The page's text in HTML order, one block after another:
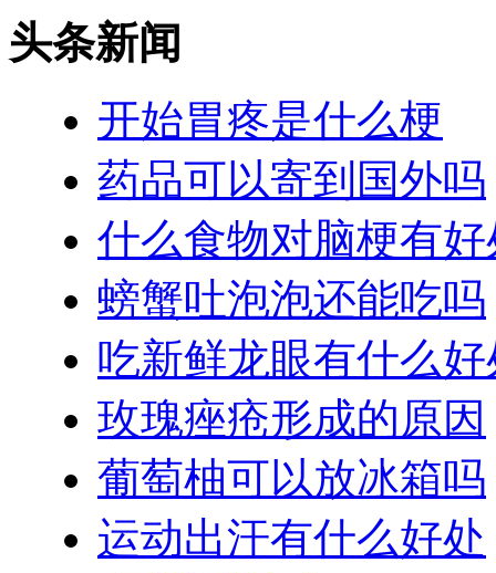
头条新闻
开始胃疼是什么梗
药品可以寄到国外吗
什么食物对脑梗有好
螃蟹吐泡泡还能吃吗
吃新鲜龙眼有什么好
玫瑰痤疮形成的原因
葡萄柚可以放冰箱吗
运动出汗有什么好处